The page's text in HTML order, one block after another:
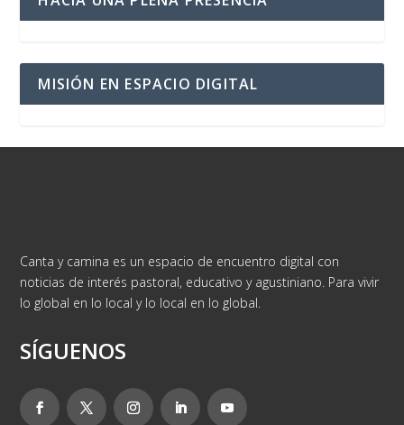
MISIÓN EN ESPACIO DIGITAL
Canta y camina es un espacio de encuentro digital con
noticias de interés pastoral, educativo y agustiniano. Para vivir
lo global en lo local y lo local en lo global.
SÍGUENOS